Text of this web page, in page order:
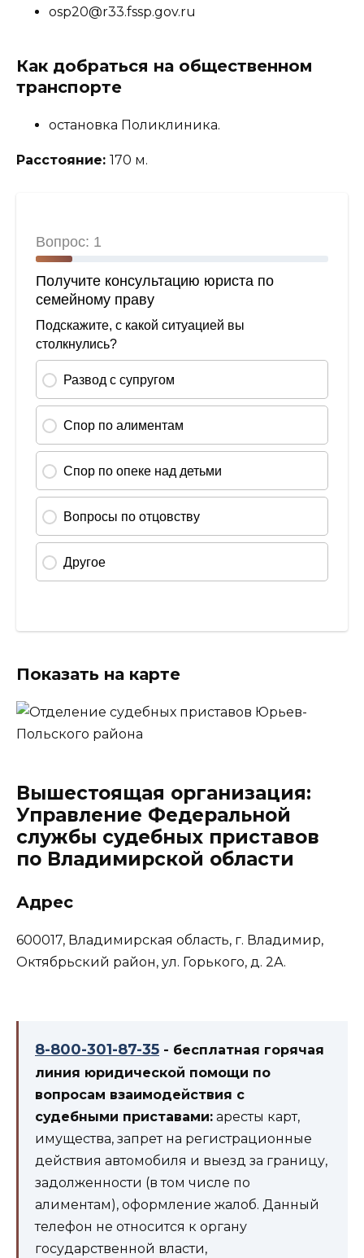
osp20@r33.fssp.gov.ru
Как добраться на общественном
транспорте
остановка Поликлиника.
Расстояние: 170 м.
Показать на карте
Вышестоящая организация:
Управление Федеральной
службы судебных приставов
по Владимирской области
Адрес
600017, Владимирская область, г. Владимир,
Октябрьский район, ул. Горького, д. 2А.
8-800-301-87-35 - бесплатная горячая
линия юридической помощи по
вопросам взаимодействия с
судебными приставами: аресты карт,
имущества, запрет на регистрационные
действия автомобиля и выезд за границу,
задолженности (в том числе по
алиментам), оформление жалоб. Данный
телефон не относится к органу
государственной власти,